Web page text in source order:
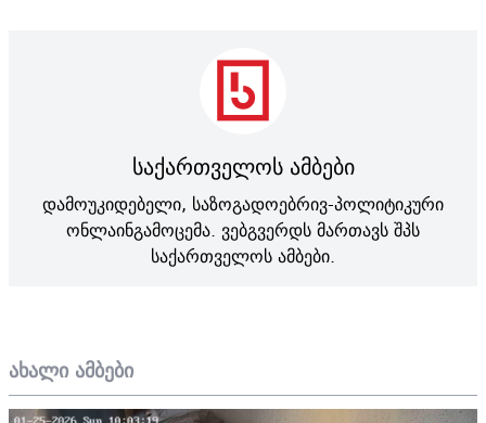
ახალი ამბები
საქართველოს ამბები
დამოუკიდებელი, საზოგადოებრივ-პოლიტიკური
ონლაინგამოცემა. ვებგვერდს მართავს შპს
საქართველოს ამბები.